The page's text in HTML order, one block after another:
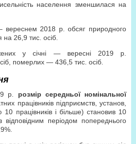
населення зменшилася на
вереснем 2018 р. обсяг природного
на 26,9 тис. осіб.
у січні — вересні 2019 р.
померлих — 436,5 тис. осіб.
р. розмір середньої номінальної
працівників підприємств, установ,
10 працівників і більше) становив 10
періодом попереднього